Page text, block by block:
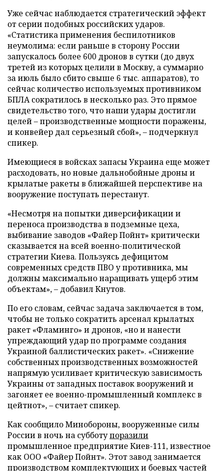
Уже сейчас наблюдается стратегический эффект
от серии подобных российских ударов.
«Статистика применения беспилотников
неумолима: если раньше в сторону России
запускалось более 600 дронов в сутки (до двух
третей из которых целили в Москву, а суммарно
за июль было сбито свыше 6 тыс. аппаратов), то
сейчас количество используемых противником
БПЛА сократилось в несколько раз. Это прямое
свидетельство того, что наши удары достигли
целей – производственные мощности поражены,
и конвейер дал серьезный сбой», – подчеркнул
спикер.
Имеющиеся в войсках запасы Украина еще может
расходовать, но новые дальнобойные дроны и
крылатые ракеты в ближайшей перспективе на
вооружение поступать перестанут.
«Несмотря на попытки диверсификации и
переноса производства в подземные цеха,
выбивание заводов «Файер Пойнт» критически
сказывается на всей военно-политической
стратегии Киева. Пользуясь дефицитом
современных средств ПВО у противника, мы
должны максимально наращивать ущерб этим
объектам», – добавил Кнутов.
По его словам, сейчас задача заключается в том,
чтобы не только сократить арсенал крылатых
ракет «Фламинго» и дронов, «но и нанести
упреждающий удар по программе создания
Украиной баллистических ракет». «Снижение
собственных производственных возможностей
напрямую усиливает критическую зависимость
Украины от западных поставок вооружений и
загоняет ее военно-промышленный комплекс в
цейтнот», – считает спикер.
Как сообщило Минобороны, вооруженные силы
России в ночь на субботупоразили
промышленное предприятие Киев-111, известное
как ООО «Файер Пойнт». Этот завод занимается
производством комплектующих и боевых частей